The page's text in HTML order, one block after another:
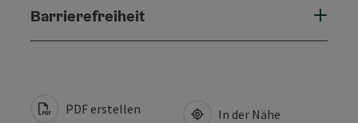
Barrierefreiheit
PDF erstellen In der Nähe